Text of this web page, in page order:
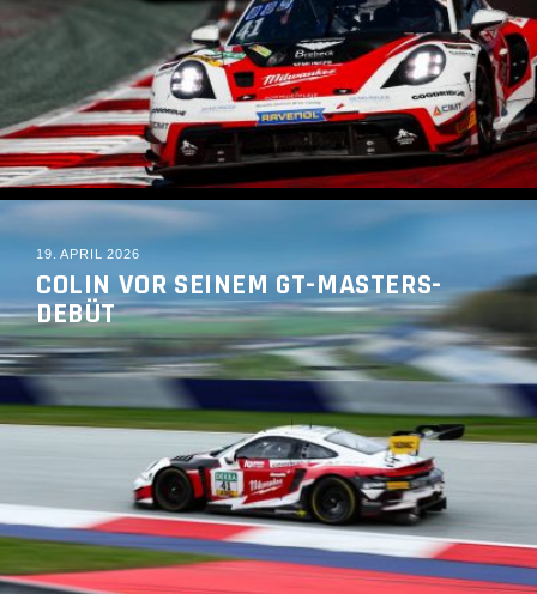
READ MORE
19. APRIL 2026
COLIN VOR SEINEM GT-MASTERS-
DEBÜT